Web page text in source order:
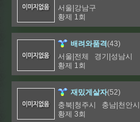
서울|강남구
황제 1회
배려와품격(43)
서울|전체 경기|성남시
황제 1회
재밌게살자(52)
충북|청주시 충남|천안시
황제 3회